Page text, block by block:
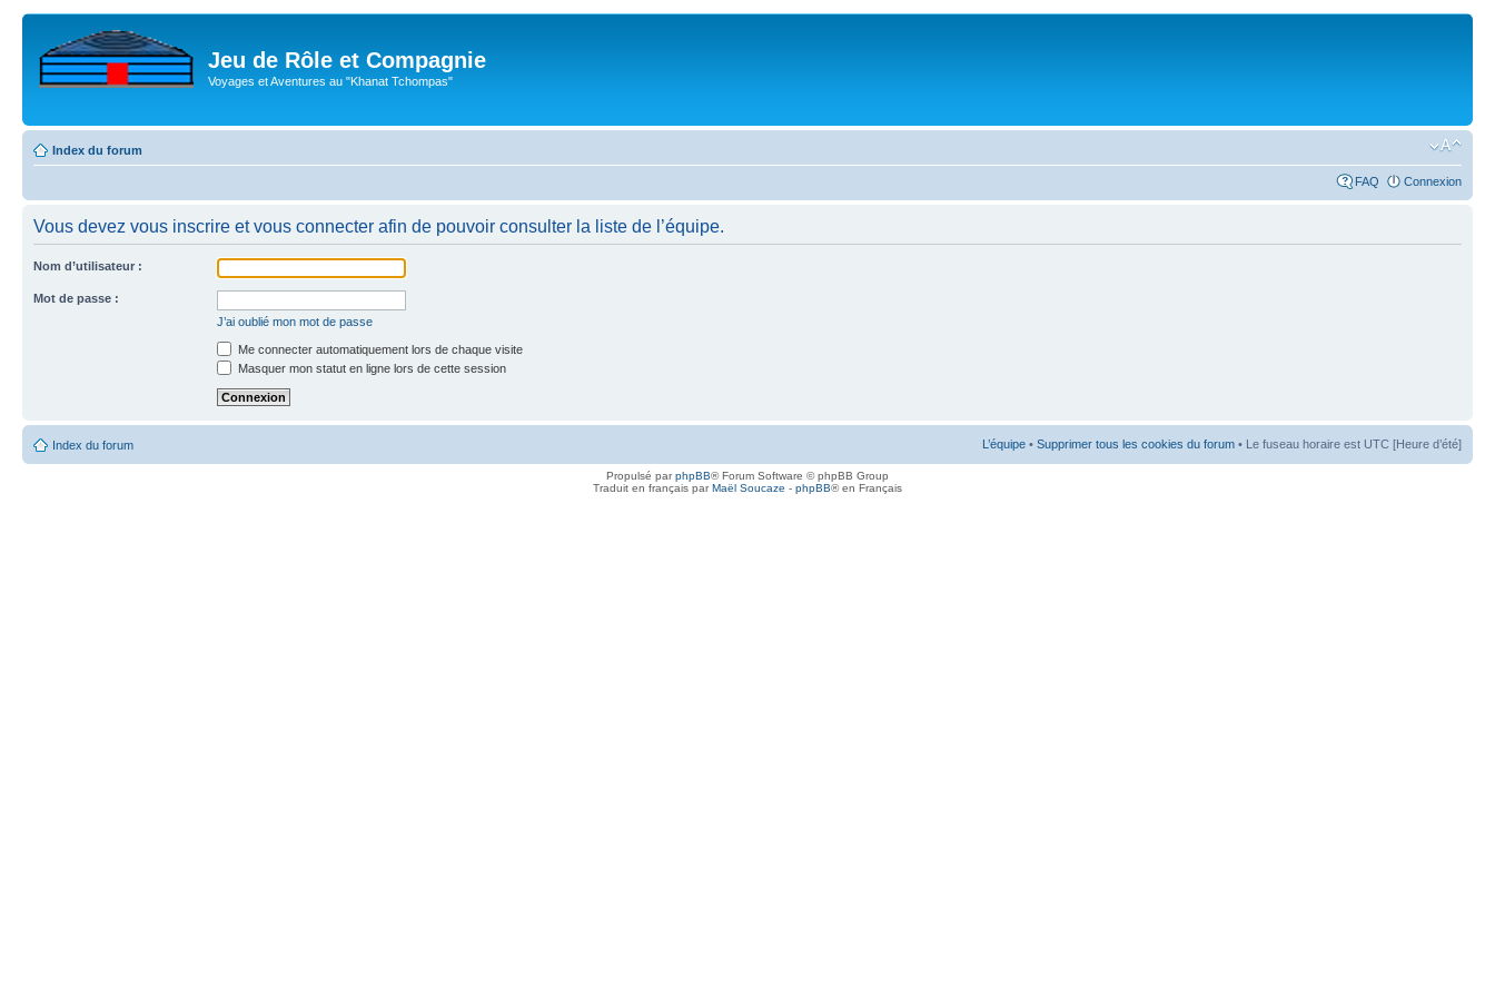
Jeu de Rôle et Compagnie
Voyages et Aventures au "Khanat Tchompas"
Index du forum
FAQ Connexion
Vous devez vous inscrire et vous connecter afin de pouvoir consulter la liste de l’équipe.
Nom d’utilisateur :
Mot de passe :
J’ai oublié mon mot de passe
Me connecter automatiquement lors de chaque visite
Masquer mon statut en ligne lors de cette session
Index du forum L’équipe • Supprimer tous les cookies du forum • Le fuseau horaire est UTC [Heure d’été]
Propulsé parphpBB® Forum Software © phpBB Group
Traduit en français parMaël Soucaze - phpBB® en Français